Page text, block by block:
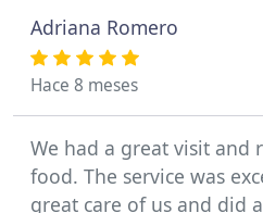
Adriana Romero
Hace 8 meses
We had a great visit and
food. The service was
great care of us and did